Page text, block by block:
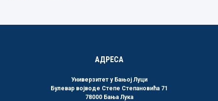
АДРЕСА
Универзитет у Бањој Луци
Булевар војводе Степе Степановића 71
78000 Бања Лука